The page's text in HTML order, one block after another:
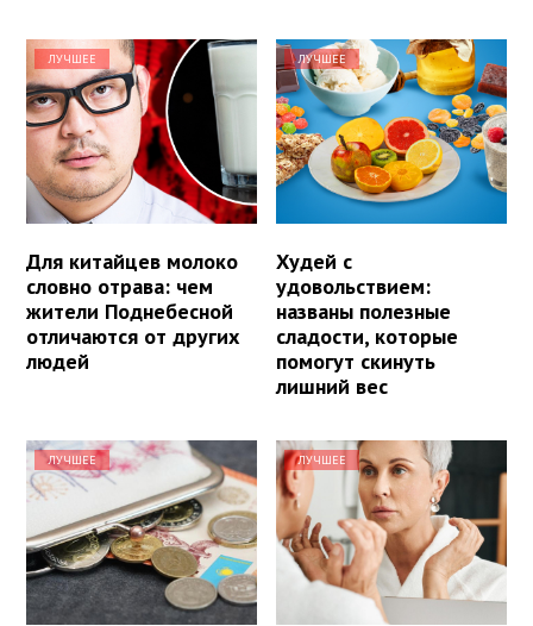
ЛУЧШЕЕ
Для китайцев молоко
словно отрава: чем
жители Поднебесной
отличаются от других
людей
ЛУЧШЕЕ
Худей с
удовольствием:
названы полезные
сладости, которые
помогут скинуть
лишний вес
ЛУЧШЕЕ ЛУЧШЕЕ